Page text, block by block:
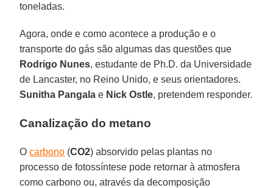
toneladas.
Agora, onde e como acontece a produção e o
transporte do gás são algumas das questões que
Rodrigo Nunes, estudante de Ph.D. da Universidade
de Lancaster, no Reino Unido, e seus orientadores.
Sunitha Pangala e Nick Ostle, pretendem responder.
Canalização do metano
Ocarbono (CO2) absorvido pelas plantas no
processo de fotossíntese pode retornar à atmosfera
como carbono ou, através da decomposição